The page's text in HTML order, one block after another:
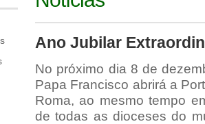
Ano Jubilar
No próximo dia 8 de
Papa Francisco abrirá a
Roma, ao mesmo tempo
de todas as dioceses do